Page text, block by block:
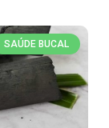
SAÚDE BUCAL